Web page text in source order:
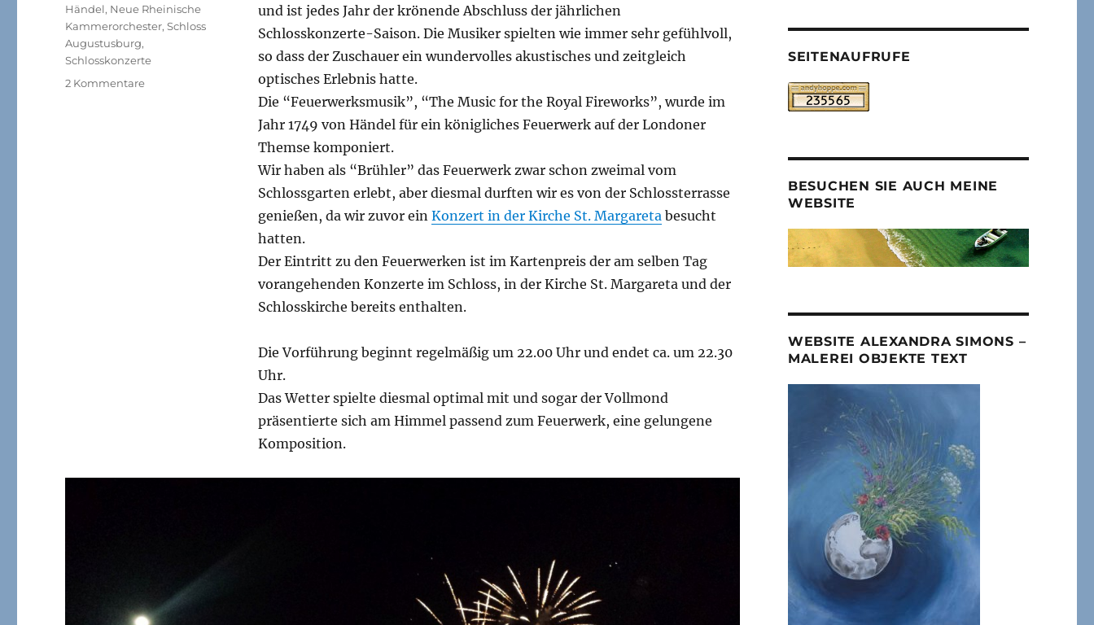
und ist jedes Jahr der krönende Abschluss der jährlichen
Schlosskonzerte-Saison. Die Musiker spielten wie immer sehr gefühlvoll,
so dass der Zuschauer ein wundervolles akustisches und zeitgleich
optisches Erlebnis hatte.
Die “Feuerwerksmusik”, “The Music for the Royal Fireworks”, wurde im
Jahr 1749 von Händel für ein königliches Feuerwerk auf der Londoner
Themse komponiert.
Wir haben als “Brühler” das Feuerwerk zwar schon zweimal vom
Schlossgarten erlebt, aber diesmal durften wir es von der Schlossterrasse
genießen, da wir zuvor ein Konzert in der Kirche St. Margaretabesucht
hatten.
Der Eintritt zu den Feuerwerken ist im Kartenpreis der am selben Tag
vorangehenden Konzerte im Schloss, in der Kirche St. Margareta und der
Schlosskirche bereits enthalten.
Die Vorführung beginnt regelmäßig um 22.00 Uhr und endet ca. um 22.30
Uhr.
Das Wetter spielte diesmal optimal mit und sogar der Vollmond
präsentierte sich am Himmel passend zum Feuerwerk, eine gelungene
Komposition.
Händel, Neue Rheinische
Kammerorchester,Schloss
Augustusburg,
Schlosskonzerte
2 Kommentarezu
SEITENAUFRUFE
BESUCHEN SIE AUCH MEINE
WEBSITE
WEBSITE ALEXANDRA SIMONS –
MALEREI OBJEKTE TEXT